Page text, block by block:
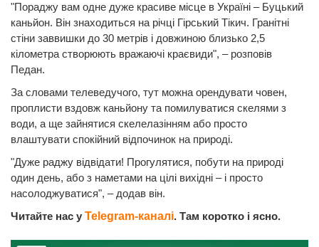
"Пораджу вам одне дуже красиве місце в Україні – Буцький
каньйон. Він знаходиться на річці Гірський Тікич. Гранітні
стіни заввишки до 30 метрів і довжиною близько 2,5
кілометра створюють вражаючі краєвиди", – розповів
Педан.
За словами телеведучого, тут можна орендувати човен,
проплисти вздовж каньйону та помилуватися скелями з
води, а ще зайнятися скелелазінням або просто
влаштувати спокійний відпочинок на природі.
"Дуже раджу відвідати! Прогулятися, побути на природі
один день, або з наметами на цілі вихідні – і просто
насолоджуватися", – додав він.
Читайте нас у Telegram-каналі. Там коротко і ясно.